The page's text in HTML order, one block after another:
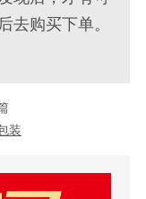
去购买下单。
装